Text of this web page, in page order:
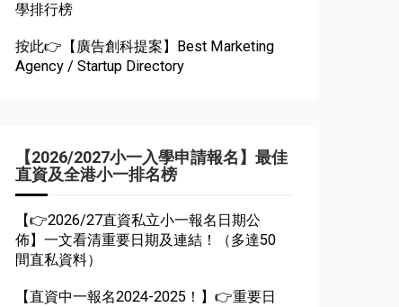
學排行榜
按此👉【廣告創科提案】Best Marketing
Agency / Startup Directory
【2026/2027小一入學申請報名】最佳
直資及全港小一排名榜
【👉2026/27直資私立小一報名日期公
佈】一文看清重要日期及連結！（多達50
間直私資料）
【直資中一報名2024-2025！】👉重要日